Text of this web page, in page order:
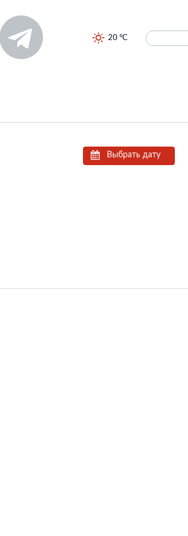
20 °C
Выбрать дату